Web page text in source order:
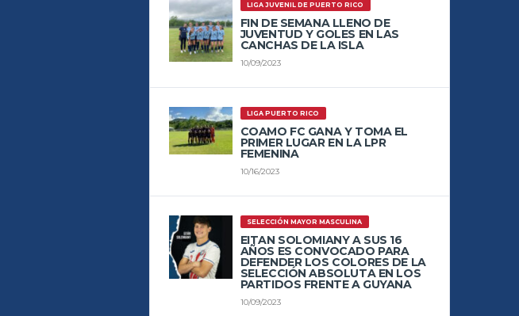
LIGA JUVENIL DE PUERTO RICO
FIN DE SEMANA LLENO DE
JUVENTUD Y GOLES EN LAS
CANCHAS DE LA ISLA
10/09/2023
LIGA PUERTO RICO
COAMO FC GANA Y TOMA EL
PRIMER LUGAR EN LA LPR
FEMENINA
10/16/2023
SELECCIÓN MAYOR MASCULINA
EITAN SOLOMIANY A SUS 16
AÑOS ES CONVOCADO PARA
DEFENDER LOS COLORES DE LA
SELECCIÓN ABSOLUTA EN LOS
PARTIDOS FRENTE A GUYANA
10/09/2023